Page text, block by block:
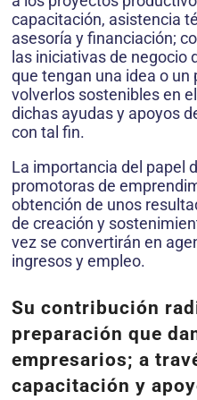
capacitación, asistencia
asesoría y financiación;
las iniciativas de negocio
que tengan una idea o un
volverlos sostenibles en
dichas ayudas y apoyos
con tal fin.
La importancia del papel
promotoras de
obtención de unos
de creación y
vez se convertirán en
ingresos y empleo.
Su contribución
preparación que
empresarios; a
capacitación y